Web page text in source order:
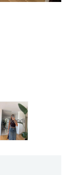
Tükendi